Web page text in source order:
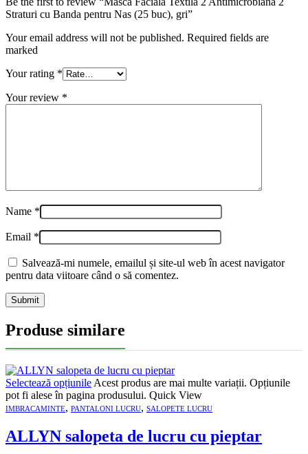
Straturi cu Banda pentru Nas (25 buc), gri”
Your email address will not be published. Required fields are
marked
Your rating *
Your review *
Name *
Email *
Salvează-mi numele, emailul și site-ul web în acest navigator
pentru data viitoare când o să comentez.
Produse similare
Selectează opțiunile Acest produs are mai multe variații. Opțiunile
pot fi alese în pagina produsului. Quick View
IMBRACAMINTE, PANTALONI LUCRU, SALOPETE LUCRU
ALLYN salopeta de lucru cu pieptar